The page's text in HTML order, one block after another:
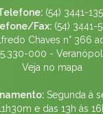
(54) 3441-
Fax: (54) 3441-
Chaves n° 366
000 -
Veja no mapa
Segunda à
e das 13h às